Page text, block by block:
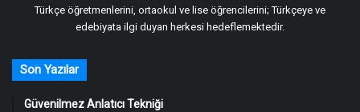
Türkçe öğretmenlerini, ortaokul ve lise öğrencilerini; Türkçeye ve
edebiyata ilgi duyan herkesi hedeflemektedir.
Son Yazılar
Güvenilmez Anlatıcı Tekniği